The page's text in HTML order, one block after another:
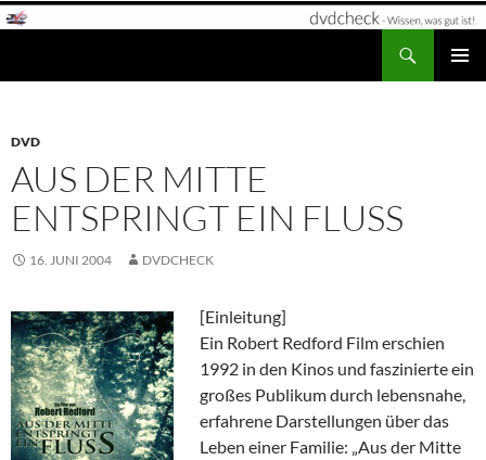
Zum
DVD
AUS DER MITTE
ENTSPRINGT EIN FLUSS
16. JUNI 2004 DVDCHECK
[Einleitung]
Ein Robert Redford Film erschien
1992 in den Kinos und faszinierte ein
großes Publikum durch lebensnahe,
erfahrene Darstellungen über das
Leben einer Familie: „Aus der Mitte